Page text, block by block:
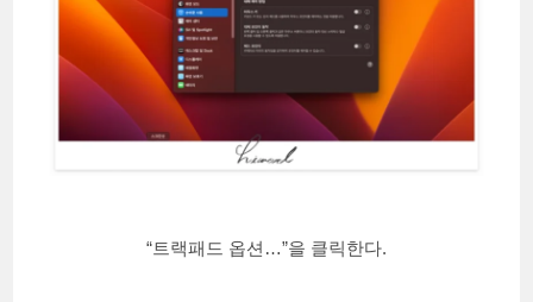
“트랙패드 옵션…”을 클릭한다.